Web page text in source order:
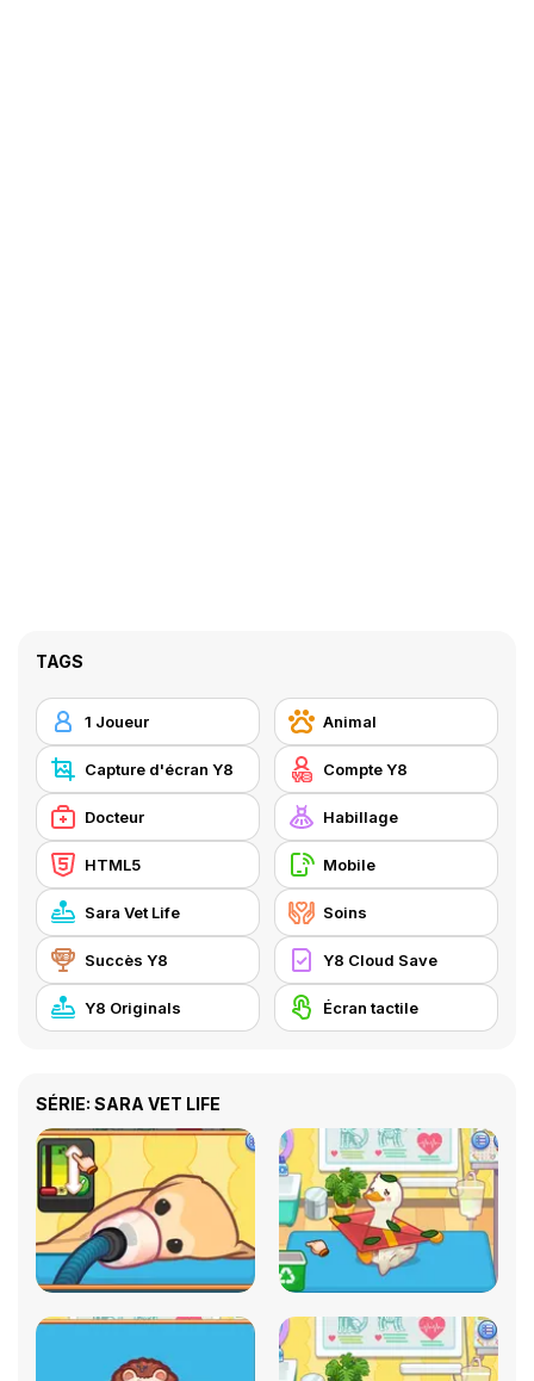
TAGS
1 Joueur Animal
Capture d'écran Y8 Compte Y8
Docteur Habillage
HTML5 Mobile
Sara Vet Life Soins
Succès Y8 Y8 Cloud Save
Y8 Originals Écran tactile
SÉRIE: SARA VET LIFE